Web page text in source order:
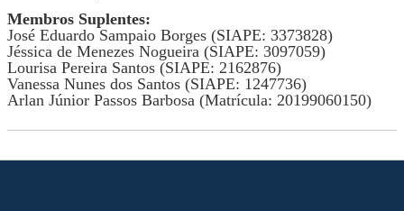
Membros Suplentes:
José Eduardo Sampaio Borges (SIAPE: 3373828)
Jéssica de Menezes Nogueira (SIAPE: 3097059)
Lourisa Pereira Santos (SIAPE: 2162876)
Vanessa Nunes dos Santos (SIAPE: 1247736)
Arlan Júnior Passos Barbosa (Matrícula: 20199060150)